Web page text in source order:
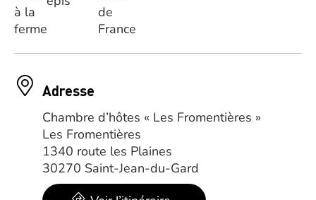
Adresse
Chambre d’hôtes « Les Fromentières »
Les Fromentières
1340 route les Plaines
30270 Saint-Jean-du-Gard